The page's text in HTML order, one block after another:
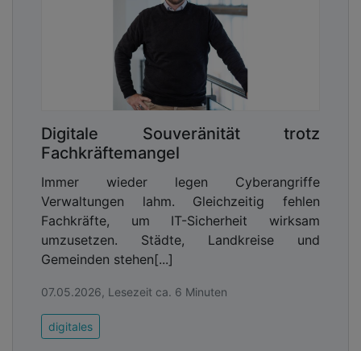
Digitale Souveränität trotz
Fachkräftemangel
Immer wieder legen Cyberangriffe
Verwaltungen lahm. Gleichzeitig fehlen
Fachkräfte, um IT-Sicherheit wirksam
umzusetzen. Städte, Landkreise und
Gemeinden stehen[...]
07.05.2026, Lesezeit ca. 6 Minuten
digitales